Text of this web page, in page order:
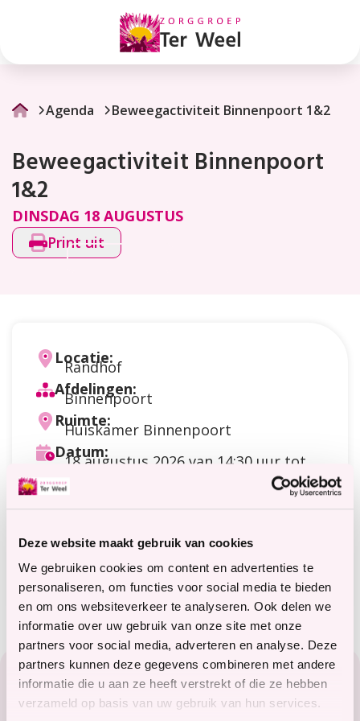
Deze website maakt gebruik van cookies
We gebruiken cookies om content en advertenties te
personaliseren, om functies voor social media te bieden
en om ons websiteverkeer te analyseren. Ook delen we
informatie over uw gebruik van onze site met onze
partners voor social media, adverteren en analyse. Deze
partners kunnen deze gegevens combineren met andere
informatie die u aan ze heeft verstrekt of die ze hebben
verzameld op basis van uw gebruik van hun services.
Beweegactiviteit
Binnenpoort
Agenda Beweegactiviteit Binnenpoort 1&2
Beweegactiviteit Binnenpoort
1&2
DINSDAG 18 AUGUSTUS
Print uit
Locatie:
Randhof
Afdelingen:
Binnenpoort
Ruimte:
Huiskamer Binnenpoort
Datum:
18 augustus 2026van 14:30 uur tot
15:15 uur
Doelgroep:
Cliënten
Soort activiteit:
Bewegen
Meer informatie?
terweelactief@terweel.nl
Footer
Zorg in het Zeeuwse hart